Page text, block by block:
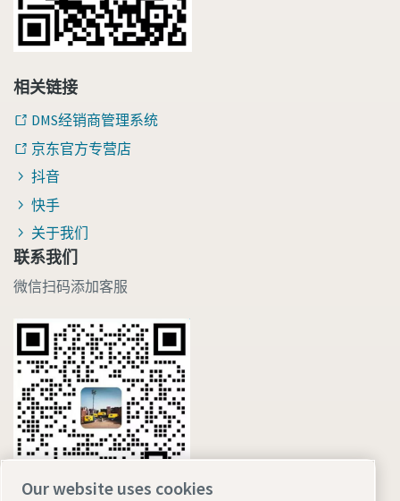
相关链接
DMS经销商管理系统
京东官方专营店
抖音
快手
关于我们
联系我们
微信扫码添加客服
Our website uses cookies